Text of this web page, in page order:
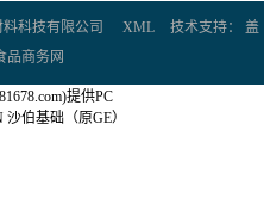
科技有限公司 XML 技术支持：
盖
品商务网
提供PC
沙伯基础（原GE）